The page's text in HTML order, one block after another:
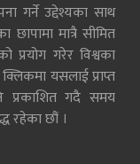
गर्ने उद्देश्यका साथ
मात्रै सीमित
प्रयोग गरेर विश्वका
यसलाई प्राप्त
प्रकाशित गदै समय
रहेका छौं ।